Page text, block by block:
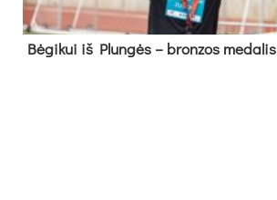
Bė­gi­kui iš Plun­gės – bron­zos me­da­lis